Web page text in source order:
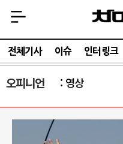
전체기사 이슈 인터링크
오피니언 영상